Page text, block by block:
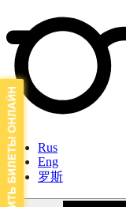
Rus
Eng
罗斯